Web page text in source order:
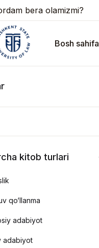
bera olamizmi?
Bosh sahifa
kitob turlari
qo‘llanma
adabiyot
adabiyot